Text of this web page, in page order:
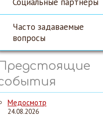
Часто задаваемые
вопросы
Медосмотр
24.08.2026